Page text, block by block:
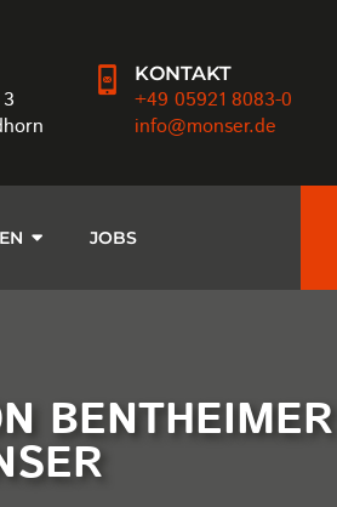
KONTAKT
+49 05921 8083-0
info@monser.de
JOBS
BENTHEIMER